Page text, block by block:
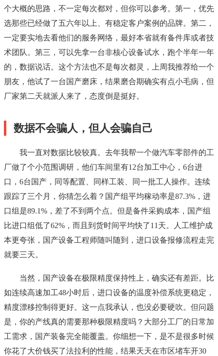
个大概的思路，不一定每次都对，但你可以参考。第一，优先
选那些已经做了五六年以上、有稳定客户案例的品牌。第二，
一定要实地去看他们的服务网络，最好本省就有备件库或者技
术团队。第三，可以先拿一台非核心设备试水，跑个半年一年
的，数据说话。这个方法也不是每次都灵，上周我推荐给一个
朋友，他试了一台国产磨床，结果磨合期确实有点小毛病，但
厂家第二天就派人来了，态度倒是挺好。
数据不会骗人，但人会骗自己
我一直对数据比较较真。去年我帮一个做汽车零部件的工
厂做了个小范围调研，他们车间里有12台加工中心，6台进
口，6台国产，同等配置、同样工装、同一批工人操作。连续
跟踪了三个月，你猜怎么着？国产组平均稼动率是87.3%，进
口组是89.1%，差了不到两个点。但是备件采购成本，国产组
比进口组低了62%，而且到货时间平均快了11天。人工维护成
本更夸张，国产设备工程师随叫随到，进口设备报修流程走完
就要三天。
当然，国产设备在极限精度保持性上，确实还有差距。比
如连续高速加工48小时后，进口设备的温度补偿系统更稳定，
精度漂移控制得更好。这一点我承认，也没必要硬吹。但问题
是，你的产线真的需要那种极限精度吗？大部分工厂的日常加
工需求，国产装备完全能覆盖。你细想一下，是不是很多时候
你花了大价钱买了法拉利的性能，结果天天在市区堵车开30